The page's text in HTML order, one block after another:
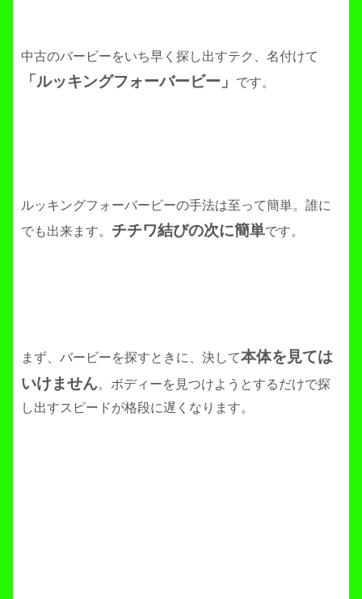
中古のバービーをいち早く探し出すテク、名付けて
「ルッキングフォーバービー」 です。
ルッキングフォーバービーの手法は至って簡単。誰に
でも出来ます。 チチワ結びの次に簡単です。
まず、バービーを探すときに、決して本体を見ては
いけません。ボディーを見つけようとするだけで探
し出すスピードが格段に遅くなります。